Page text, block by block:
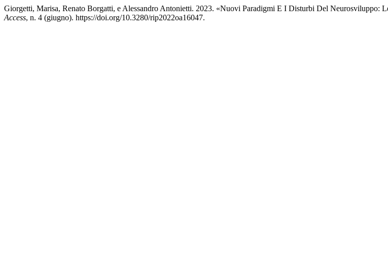
Giorgetti, Marisa, Renato Borgatti, e Alessandro Antonietti. 2023. «Nuovi Paradigmi E I Disturbi Del Neurosviluppo:
Access, n. 4 (giugno). https://doi.org/10.3280/rip2022oa16047.